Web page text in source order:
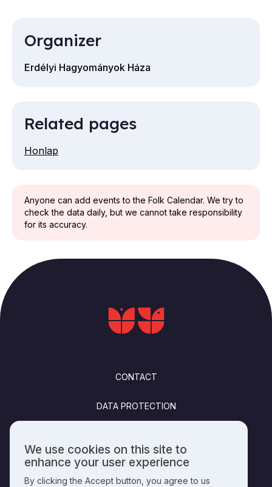
Anyone can add events to the Folk Calendar. We try to
check the data daily, but we cannot take responsibility
for its accuracy.
Organizer
Erdélyi Hagyományok Háza
Related pages
Honlap
CONTACT
DATA PROTECTION
PUBLISHING INFO
Use
of
personal
We use cookies on this site to
enhance your user experience
By clicking the Accept button, you agree to us